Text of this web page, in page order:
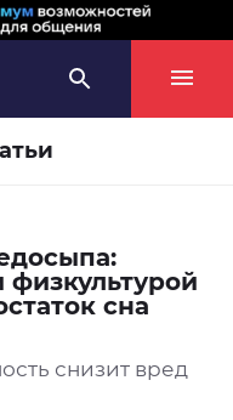
физкультурой
сна
снизит вред